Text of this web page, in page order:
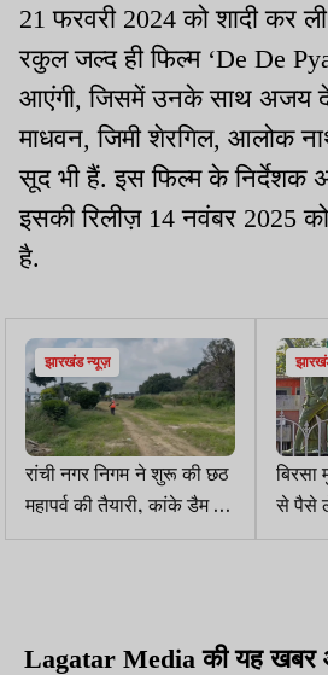
21 फरवरी 2024 को शादी कर
रकुल जल्द ही फिल्म ‘De De
आएंगी, जिसमें उनके साथ अजय
माधवन, जिमी शेरगिल, आलोक
सूद भी हैं. इस फिल्म के निर्देशक
इसकी रिलीज़ 14 नवंबर 2025 को
है.
झारखंड न्यूज़
रांची नगर निगम ने शुरू की छठ
महापर्व की तैयारी, कांके डैम में
हो रहा समतलीकरण
बिरसा
से पैसे
व
Lagatar Media की यह खबर